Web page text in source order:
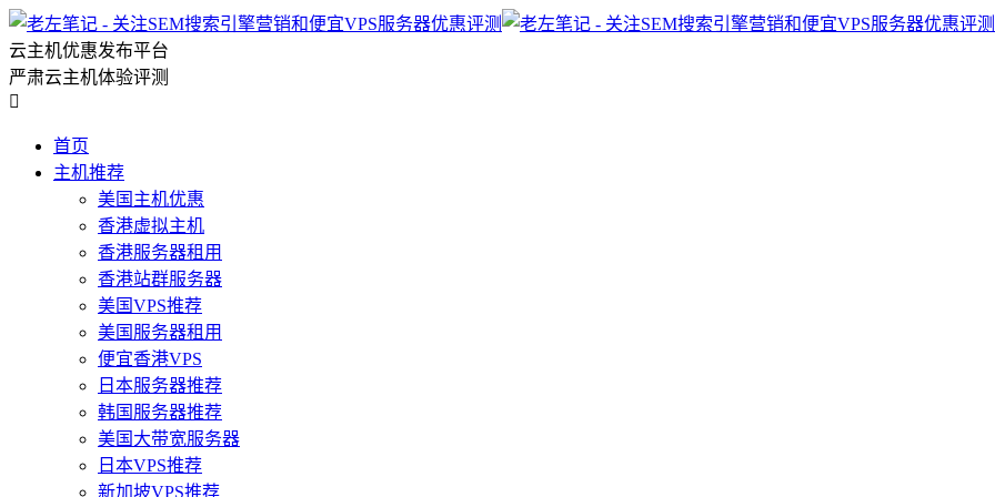
云主机优惠发布平台
严肃云主机体验评测

首页
主机推荐
美国主机优惠
香港虚拟主机
香港服务器租用
香港站群服务器
美国VPS推荐
美国服务器租用
便宜香港VPS
日本服务器推荐
韩国服务器推荐
美国大带宽服务器
日本VPS推荐
新加坡VPS推荐